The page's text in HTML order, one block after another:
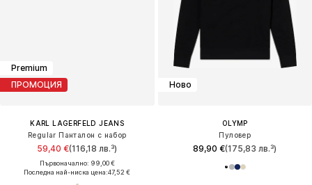
Premium
ПРОМОЦИЯ
KARL LAGERFELD JEANS
Regular Панталон с набор
59,40 €(116,18 лв.³)
Първоначално: 99,00 €
Последна най-ниска цена:47,52 €
Ново
OLYMP
Пуловер
89,90 €(175,83 лв.³)